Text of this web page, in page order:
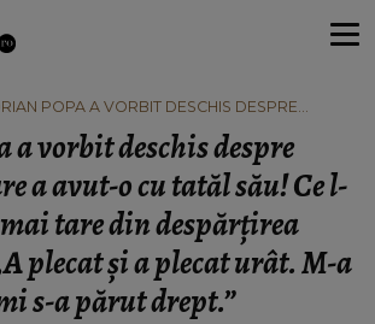
POPA A VORBIT DESCHIS DESPRE
CEL MAI TARE DIN DESPĂRȚIREA
„A PLECAT ȘI A PLECAT URÂT. M-A
NU MI S-A PĂRUT DREPT.”
a vorbit deschis despre
a avut-o cu tatăl său! Ce l-
tare din despărțirea
plecat și a plecat urât. M-a
s-a părut drept.”